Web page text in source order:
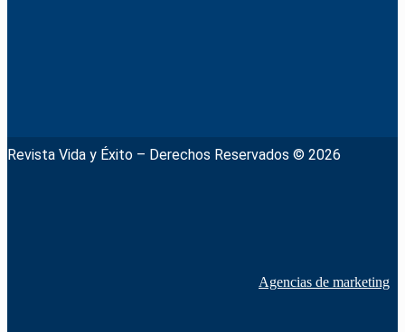
Revista Vida y Éxito – Derechos Reservados © 2026
Agencias de marketing